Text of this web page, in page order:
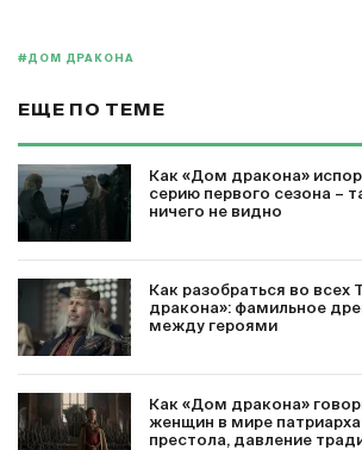
#ДОМ ДРАКОНА
ЕЩЕ ПО ТЕМЕ
Как «Дом дракона»
серию первого сезона –
ничего не видно
Как разобраться во всех
дракона»: фамильное
между героями
Как «Дом дракона»
женщин в мире
престола, давление